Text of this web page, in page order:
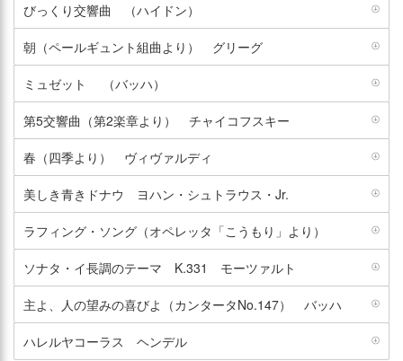
びっくり交響曲 （ハイドン）
朝（ペールギュント組曲より） グリーグ
ミュゼット （バッハ）
第5交響曲（第2楽章より） チャイコフスキー
春（四季より） ヴィヴァルディ
美しき青きドナウ ヨハン・シュトラウス・Jr.
ラフィング・ソング（オペレッタ「こうもり」より）
ソナタ・イ長調のテーマ K.331 モーツァルト
主よ、人の望みの喜びよ（カンタータNo.147） バッハ
ハレルヤコーラス ヘンデル